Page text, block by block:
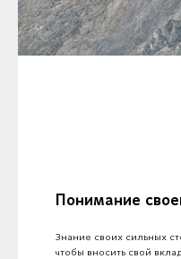
Понимание
Знание своих сильных
чтобы вносить свой